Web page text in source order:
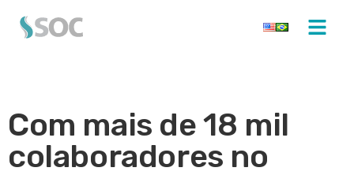
Com mais de 18 mil
colaboradores no